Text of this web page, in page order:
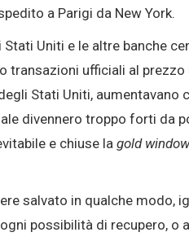
a Parigi da New York.
Uniti e le altre banche
transazioni ufficiali al
Stati Uniti, aumentavano
divennero troppo forti da
e chiuse lagold
salvato in qualche modo,
possibilità di recupero, o